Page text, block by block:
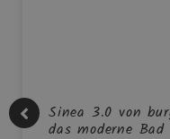
Sinea 3.0 von
das moderne Bad